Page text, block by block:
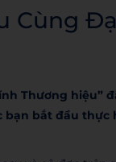
Cùng
Thương hiệu”
bắt đầu thực